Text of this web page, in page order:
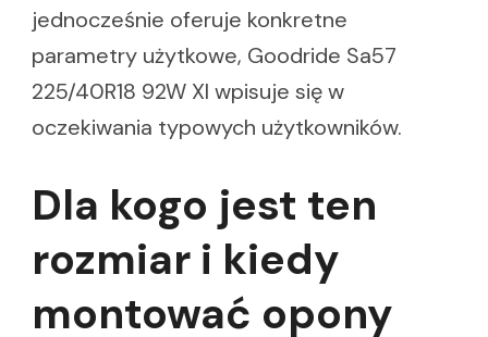
jednocześnie oferuje konkretne
parametry użytkowe, Goodride Sa57
225/40R18 92W Xl wpisuje się w
oczekiwania typowych użytkowników.
Dla kogo jest ten
rozmiar i kiedy
montować opony